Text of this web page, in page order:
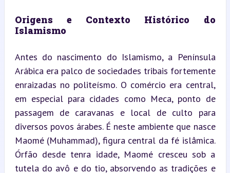
Origens e Contexto Histórico do
Islamismo
Antes do nascimento do Islamismo, a Península
Arábica era palco de sociedades tribais fortemente
enraizadas no politeísmo. O comércio era central,
em especial para cidades como Meca, ponto de
passagem de caravanas e local de culto para
diversos povos árabes. É neste ambiente que nasce
Maomé (Muhammad), figura central da fé islâmica.
Órfão desde tenra idade, Maomé cresceu sob a
tutela do avô e do tio, absorvendo as tradições e